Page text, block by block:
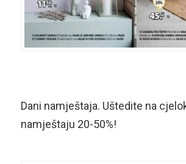
Dani namještaja. Uštedite na
namještaju 20-50%!